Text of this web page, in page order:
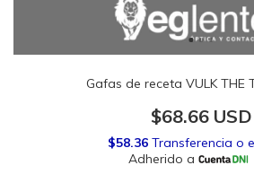
Gafas de receta VULK THE
$68.66 USD